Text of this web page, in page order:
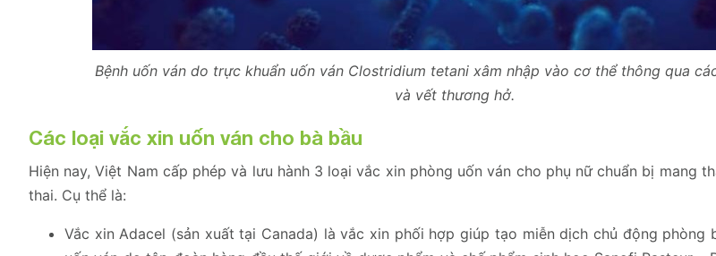
Bệnh uốn ván do trực khuẩn uốn ván Clostridium tetani xâm nhập vào cơ thể thông qua
và vết thương hở.
Các loại vắc xin uốn ván cho bà bầu
Hiện nay, Việt Nam cấp phép và lưu hành 3 loại vắc xin phòng uốn ván cho phụ nữ chuẩn bị mang
thai. Cụ thể là:
Vắc xin Adacel (sản xuất tại Canada) là vắc xin phối hợp giúp tạo miễn dịch chủ động phòng